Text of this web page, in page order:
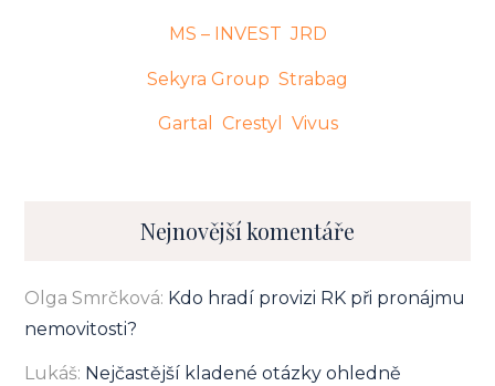
MS – INVEST JRD
Sekyra Group Strabag
Gartal Crestyl Vivus
Nejnovější komentáře
Olga Smrčková: Kdo hradí provizi RK při pronájmu
nemovitosti?
Lukáš: Nejčastější kladené otázky ohledně